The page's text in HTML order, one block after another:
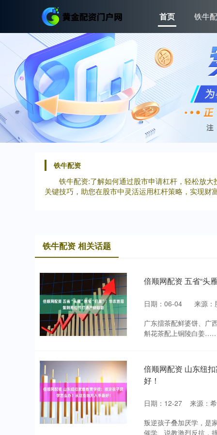
首页 铁牛
铁牛配资
铁牛配资:了解如何通过股市申请杠杆，轻松放
关键技巧，助您在股市中灵活运用杠杆策略，实现
铁牛配资 相关话题
倍顺网配资 五省“头
日期：06-04
来源：
广东擂茶配鲜婆饼、广
斛花茶配上铜陵白姜
倍顺网配资 山东纽
好！
日期：12-27
来源：
叛逆孩子叠加厌学，是
催学、说教激烈反抗，